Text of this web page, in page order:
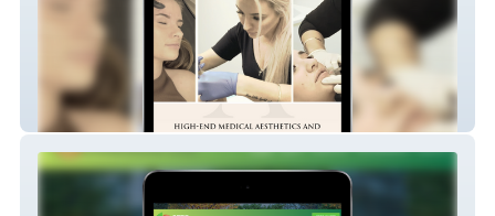
Aesthetic Artisans